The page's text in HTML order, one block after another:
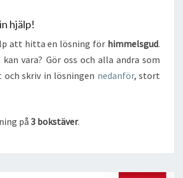
hjälp!
att hitta en lösning för himmelsgud.
kan vara? Gör oss och alla andra som
skriv in lösningen nedanför, stort
på 3 bokstäver.